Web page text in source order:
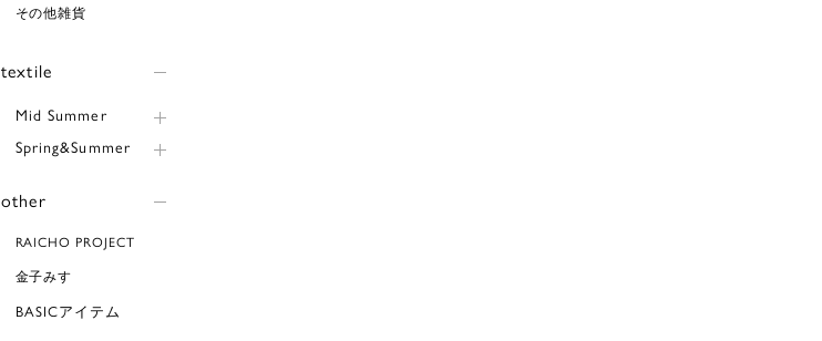
その他雑貨
textile
Mid Summer
Spring&Summer
other
RAICHO PROJECT
金子みすゞ
BASICアイテム